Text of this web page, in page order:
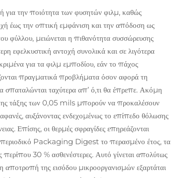
για την ποιότητα των φυσητών φιλμ, καθώς
έως την οπτική εμφάνιση και την απόδοση ως
φύλλου, μειώνεται η πιθανότητα συσσώρευσης
εφελκυστική αντοχή συνολικά και σε λιγότερα
για τα φιλμ εμποδίου, εάν το πάχος
πραγματικά προβλήματα όσον αφορά τη
σπαταλώνται ταχύτερα απ’ ό,τι θα έπρεπε. Ακόμη
της τάξης των 0,05 mils μπορούν να προκαλέσουν
αυξάνοντας ενδεχομένως το επίπεδο θόλωσης
Επίσης, οι θερμές σφραγίδες επηρεάζονται
Packaging Digest το περασμένο έτος, τα
30 % ασθενέστερες. Αυτό γίνεται απολύτως
αποτροπή της εισόδου μικροοργανισμών εξαρτάται